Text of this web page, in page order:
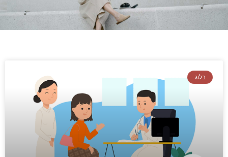
בלוג